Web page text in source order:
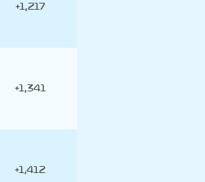
+1,217
+1,341
+1,412